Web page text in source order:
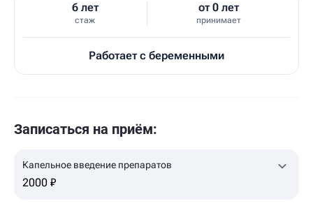
6 лет
стаж
от 0 лет
принимает
Работает с беременными
Записаться на приём:
Капельное введение препаратов
2000 ₽